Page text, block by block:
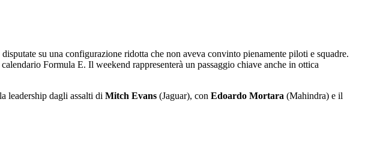
su una configurazione ridotta che non aveva convinto pienamente piloti e squadre.
Formula E. Il weekend rappresenterà un passaggio chiave anche in ottica
leadership dagli assalti di Mitch Evans (Jaguar), con Edoardo Mortara (Mahindra) e il